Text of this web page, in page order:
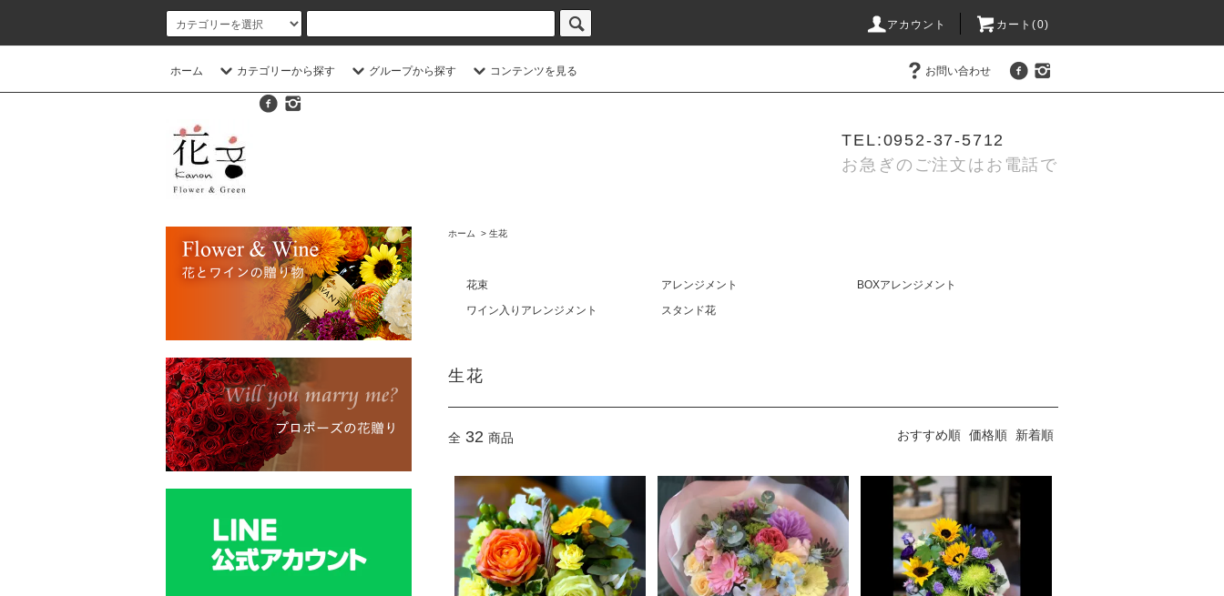
アカウント カート(0)
ホーム カテゴリーから探す グループから探す コンテンツを見る お問い合わせ
TEL:0952-37-5712
お急ぎのご注文はお電話で
ホーム > 生花
花束 アレンジメント
BOXアレンジメント
ワイン入りアレンジメント
スタンド花
生花
全 32 商品 おすすめ順 価格順 新着順